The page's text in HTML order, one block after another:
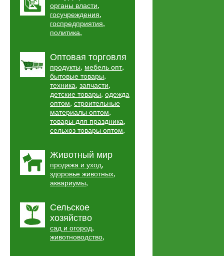
органы власти,
госучреждения,
госпредприятия,
политика,
Оптовая торговля
продукты, мебель опт,
бытовые товары,
техника, запчасти,
детские товары, одежда
оптом, строительные
материалы оптом,
товары для праздника,
сельхоз товары оптом,
Животный мир
продажа и уход,
здоровье животных,
аквариумы,
Сельское
хозяйство
сад и огород,
животноводство,